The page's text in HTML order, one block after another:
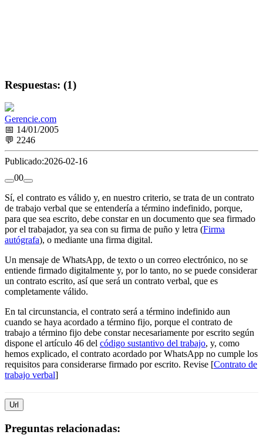
Respuestas: (1)
Gerencie.com
📅 14/01/2005
💬 2246
Publicado:2026-02-16
00
Sí, el contrato es válido y, en nuestro criterio, se trata de un contrato
de trabajo verbal que se entendería a término indefinido, porque,
para que sea escrito, debe constar en un documento que sea firmado
por el trabajador, ya sea con su firma de puño y letra (Firma
autógrafa), o mediante una firma digital.
Un mensaje de WhatsApp, de texto o un correo electrónico, no se
entiende firmado digitalmente y, por lo tanto, no se puede considerar
un contrato escrito, así que será un contrato verbal, que es
completamente válido.
En tal circunstancia, el contrato será a término indefinido aun
cuando se haya acordado a término fijo, porque el contrato de
trabajo a término fijo debe constar necesariamente por escrito según
dispone el artículo 46 del código sustantivo del trabajo, y, como
hemos explicado, el contrato acordado por WhatsApp no cumple los
requisitos para considerarse firmado por escrito. Revise [Contrato de
trabajo verbal]
Url
Preguntas relacionadas: